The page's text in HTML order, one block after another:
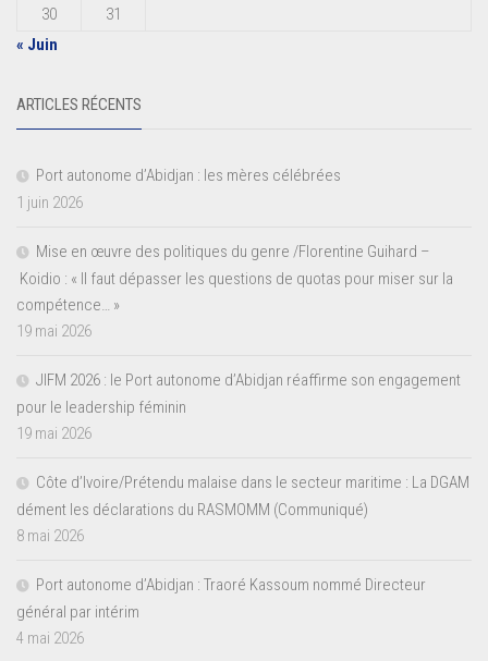
30
31
« Juin
ARTICLES RÉCENTS
Port autonome d’Abidjan : les mères célébrées
1 juin 2026
Mise en œuvre des politiques du genre /Florentine Guihard –
Koidio : « Il faut dépasser les questions de quotas pour miser sur la
compétence… »
19 mai 2026
JIFM 2026 : le Port autonome d’Abidjan réaffirme son engagement
pour le leadership féminin
19 mai 2026
Côte d’Ivoire/Prétendu malaise dans le secteur maritime : La DGAM
dément les déclarations du RASMOMM (Communiqué)
8 mai 2026
Port autonome d’Abidjan : Traoré Kassoum nommé Directeur
général par intérim
4 mai 2026